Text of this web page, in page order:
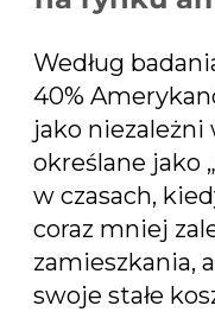
Według
40%
jako
określane jako
w czasach,
coraz mniej
zamieszkania,
swoje stałe